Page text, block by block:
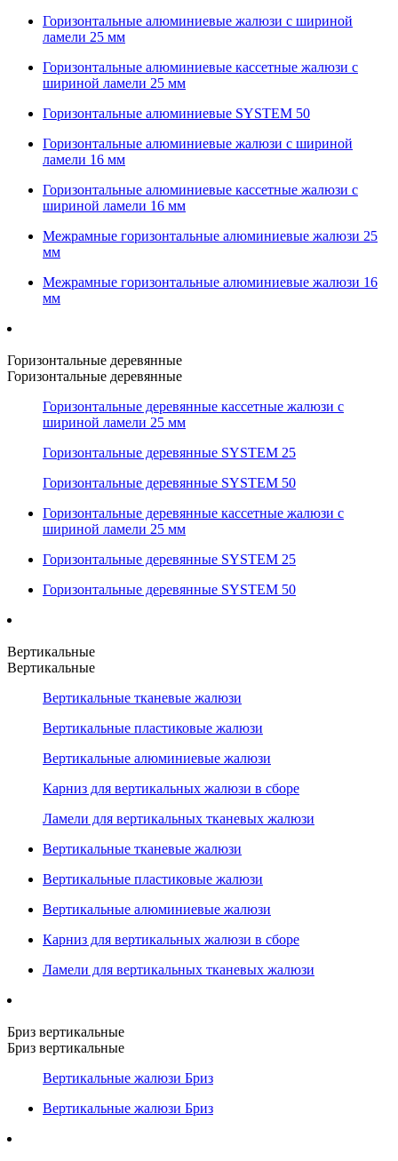
Горизонтальные алюминиевые жалюзи с шириной
ламели 25 мм
Горизонтальные алюминиевые кассетные жалюзи с
шириной ламели 25 мм
Горизонтальные алюминиевые SYSTEM 50
Горизонтальные алюминиевые жалюзи с шириной
ламели 16 мм
Горизонтальные алюминиевые кассетные жалюзи с
шириной ламели 16 мм
Межрамные горизонтальные алюминиевые жалюзи 25
мм
Межрамные горизонтальные алюминиевые жалюзи 16
мм
Горизонтальные деревянные
Горизонтальные деревянные
Горизонтальные деревянные кассетные жалюзи с
шириной ламели 25 мм
Горизонтальные деревянные SYSTEM 25
Горизонтальные деревянные SYSTEM 50
Горизонтальные деревянные кассетные жалюзи с
шириной ламели 25 мм
Горизонтальные деревянные SYSTEM 25
Горизонтальные деревянные SYSTEM 50
Вертикальные
Вертикальные
Вертикальные тканевые жалюзи
Вертикальные пластиковые жалюзи
Вертикальные алюминиевые жалюзи
Карниз для вертикальных жалюзи в сборе
Ламели для вертикальных тканевых жалюзи
Вертикальные тканевые жалюзи
Вертикальные пластиковые жалюзи
Вертикальные алюминиевые жалюзи
Карниз для вертикальных жалюзи в сборе
Ламели для вертикальных тканевых жалюзи
Бриз вертикальные
Бриз вертикальные
Вертикальные жалюзи Бриз
Вертикальные жалюзи Бриз